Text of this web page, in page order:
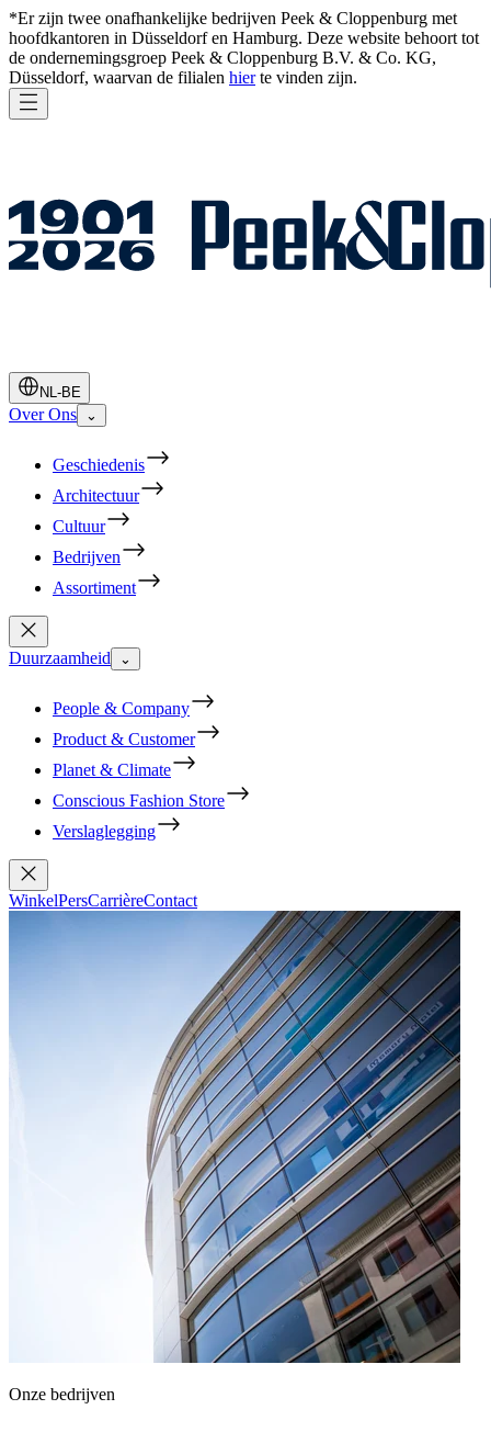
*Er zijn twee onafhankelijke bedrijven Peek & Cloppenburg met
hoofdkantoren in Düsseldorf en Hamburg. Deze website behoort tot
de ondernemingsgroep Peek & Cloppenburg B.V. & Co. KG,
Düsseldorf, waarvan de filialen hierte vinden zijn.
NL-BE
Over Ons ⌄
Geschiedenis
Architectuur
Cultuur
Bedrijven
Assortiment
Duurzaamheid ⌄
People & Company
Product & Customer
Planet & Climate
Conscious Fashion Store
Verslaglegging
WinkelPersCarrièreContact
Onze bedrijven